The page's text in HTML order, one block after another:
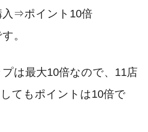
入⇒ポイント10倍
。
は最大10倍なので、11店
てもポイントは10倍で